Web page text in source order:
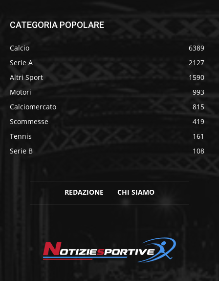
CATEGORIA POPOLARE
Calcio
6389
Serie A
2127
Altri Sport
1590
Motori
993
Calciomercato
815
Scommesse
419
Tennis
161
Serie B
108
REDAZIONE CHI SIAMO